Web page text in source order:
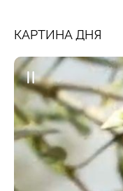
КАРТИНА ДНЯ